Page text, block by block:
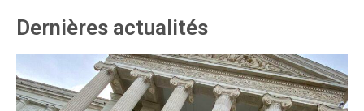
Dernières actualités